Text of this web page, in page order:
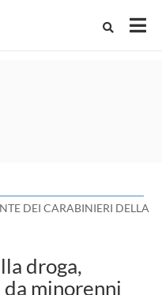
DEI CARABINIERI DELLA
droga,
minorenni